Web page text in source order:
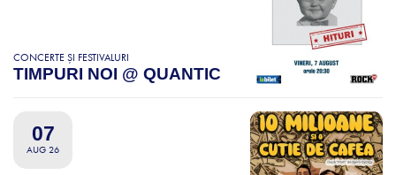
CONCERTE ȘI FESTIVALURI
TIMPURI NOI @ QUANTIC
07
AUG 26